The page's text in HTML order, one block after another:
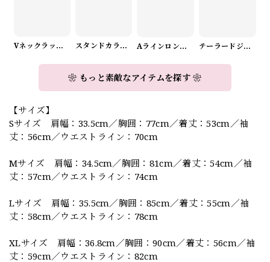
Vネックラップデザインニット（3color） A1008 スタンドカラーロングスリーブリボンブラウス（3color） A1126 Aラインロングワンピース（2color） A0908 テーラードジャケット＆ワイドパンツスーツwithスカーフ A0987
❀ もっと素敵なアイテムを探す ❀
【サイズ】
Sサイズ 肩幅：33.5cm／胸囲：77cm／着丈：53cm／袖
丈：56cm／ウエストライン：70cm
Mサイズ 肩幅：34.5cm／胸囲：81cm／着丈：54cm／袖
丈：57cm／ウエストライン：74cm
Lサイズ 肩幅：35.5cm／胸囲：85cm／着丈：55cm／袖
丈：58cm／ウエストライン：78cm
XLサイズ 肩幅：36.8cm／胸囲：90cm／着丈：56cm／袖
丈：59cm／ウエストライン：82cm